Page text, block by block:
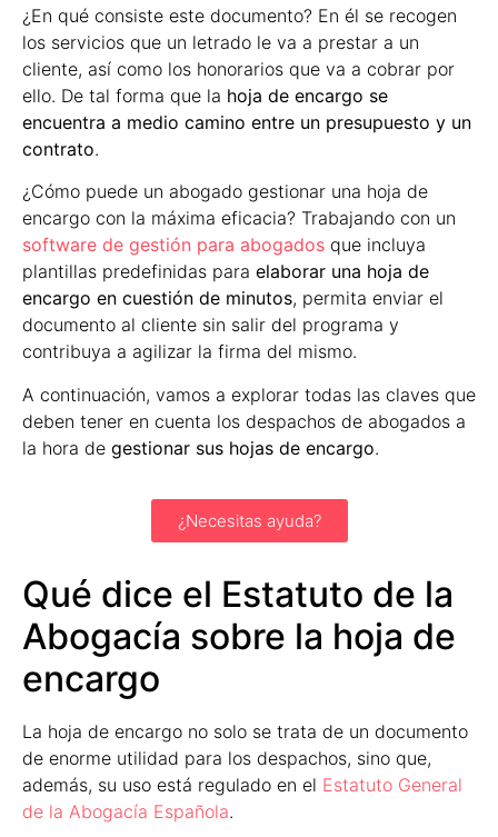
¿En qué consiste este documento? En él se recogen
los servicios que un letrado le va a prestar a un
cliente, así como los honorarios que va a cobrar por
ello. De tal forma que la hoja de encargo se
encuentra a medio camino entre un presupuesto y un
contrato.
¿Cómo puede un abogado gestionar una hoja de
encargo con la máxima eficacia? Trabajando con un
software de gestión para abogados que incluya
plantillas predefinidas para elaborar una hoja de
encargo en cuestión de minutos, permita enviar el
documento al cliente sin salir del programa y
contribuya a agilizar la firma del mismo.
A continuación, vamos a explorar todas las claves que
deben tener en cuenta los despachos de abogados a
la hora de gestionar sus hojas de encargo.
¿Necesitas ayuda?
Qué dice el Estatuto de la
Abogacía sobre la hoja de
encargo
La hoja de encargo no solo se trata de un documento
de enorme utilidad para los despachos, sino que,
además, su uso está regulado en el Estatuto General
de la Abogacía Española.